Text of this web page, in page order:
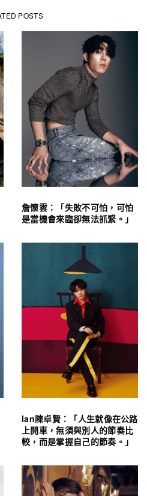
POSTS
詹懷雲：「失敗不可怕，可怕
是當機會來臨卻無法抓緊。」
Ian陳卓賢：「人生就像在公路
上開車，無須與別人的節奏比
較，而是掌握自己的節奏。」